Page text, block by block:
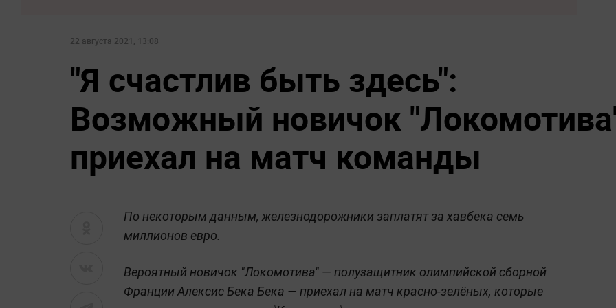
22 августа 2021, 13:08
"Я счастлив быть здесь":
Возможный новичок
приехал на матч команды
По некоторым данным, железнодорожники заплатят за хавбека семь
миллионов евро.
Вероятный новичок "Локомотива" — полузащитник олимпийской сборной
Франции Алексис Бека Бека — приехал на матч красно-зелёных, которые